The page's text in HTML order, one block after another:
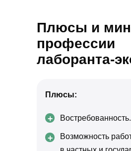
Возможность
Востребованность.
Плюсы и
профессии
лаборанта-
Плюсы:
+
+